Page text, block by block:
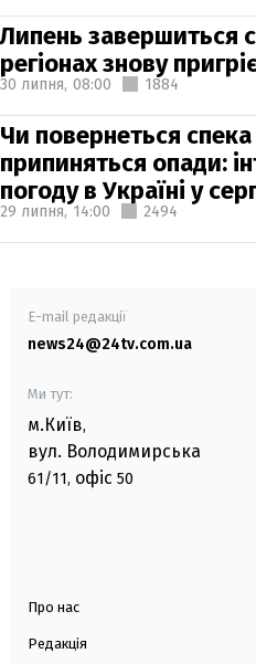
Липень завершиться
регіонах знову
30 липня, 08:00 1884
Чи повернеться
припиняться опади:
погоду в Україні у
29 липня, 14:00 2494
E-mail редакції
news24@24tv.com.ua
Ми тут:
м.Київ,
вул. Володимирська
61/11, офіс 50
Про нас
Редакція